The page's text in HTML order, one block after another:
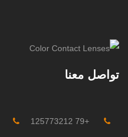
تواصل معنا
+79 125773212